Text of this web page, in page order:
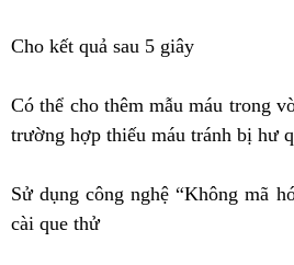
Cho kết quả sau 5 giây
Có thể cho thêm mẫu máu trong
trường hợp thiếu máu tránh bị hư
Sử dụng công nghệ “Không mã
cài que thử